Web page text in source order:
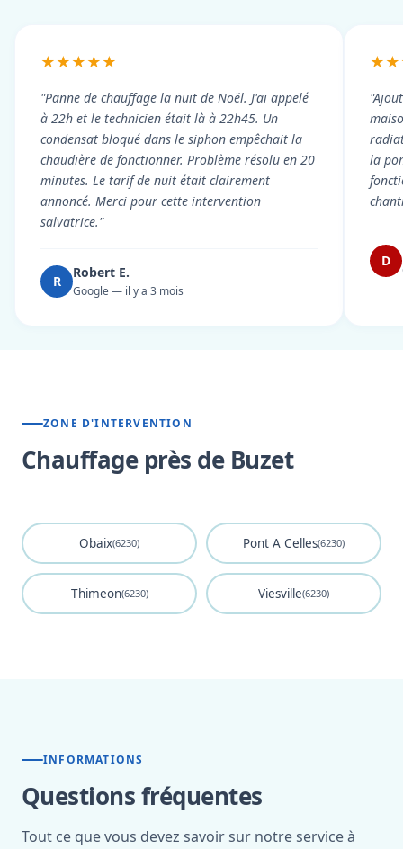
★★★★★
"Panne de chauffage la nuit de Noël. J'ai appelé
à 22h et le technicien était là à 22h45. Un
condensat bloqué dans le siphon empêchait la
chaudière de fonctionner. Problème résolu en 20
minutes. Le tarif de nuit était clairement
annoncé. Merci pour cette intervention
salvatrice."
R
Robert E.
Google — il y a 3 mois
la
D
ZONE D'INTERVENTION
Chauffage près de Buzet
Obaix(6230) Pont A Celles(6230)
Thimeon(6230) Viesville(6230)
INFORMATIONS
Questions fréquentes
Tout ce que vous devez savoir sur notre service à